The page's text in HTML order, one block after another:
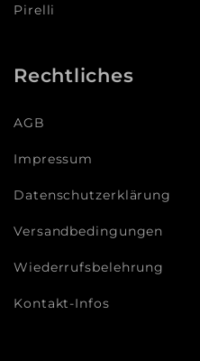
Pirelli
Rechtliches
AGB
Impressum
Datenschutzerklärung
Versandbedingungen
Wiederrufsbelehrung
Kontakt-Infos